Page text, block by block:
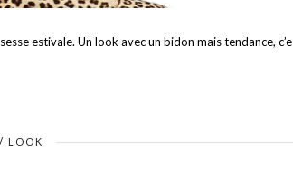
estivale. Un look avec un bidon mais tendance,
LOOK